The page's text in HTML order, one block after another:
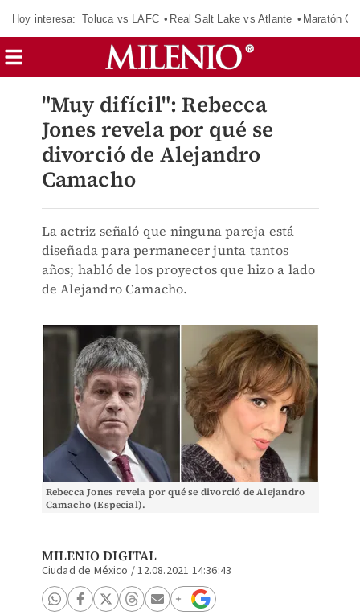
Hoy interesa: Toluca vs LAFC Real Salt Lake vs Atlante Maratón
"Muy difícil": Rebecca
Jones revela por qué se
divorció de Alejandro
Camacho
La actriz señaló que ninguna pareja está
diseñada para permanecer junta tantos
años; habló de los proyectos que hizo a lado
de Alejandro Camacho.
Rebecca Jones revela por qué se divorció de Alejandro
Camacho (Especial).
MILENIO DIGITAL
Ciudad de México /12.08.2021 14:36:43